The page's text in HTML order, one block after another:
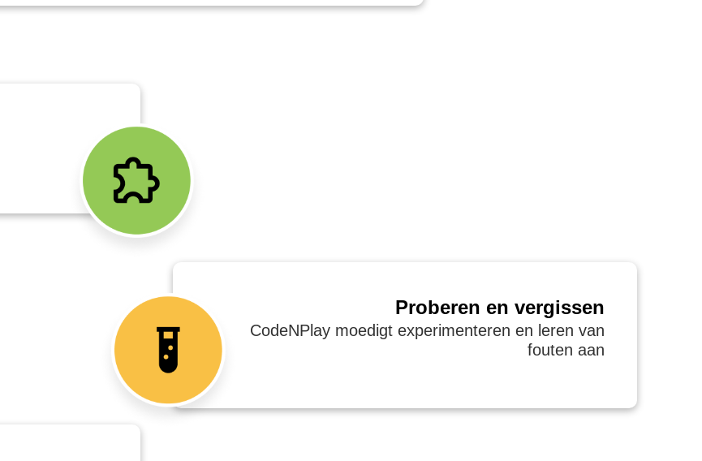
Proberen en vergissen
CodeNPlay moedigt experimenteren en leren van
fouten aan